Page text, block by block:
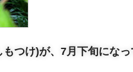
つけ)が、7月下旬になっ